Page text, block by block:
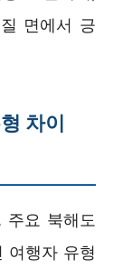
면에서 긍
차이
주요 북해도
여행자 유형